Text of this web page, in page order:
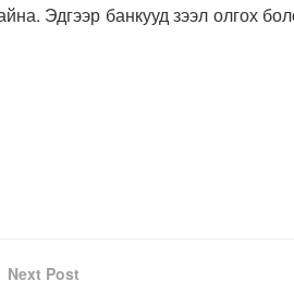
Эдгээр банкууд зээл олгох
Next Post